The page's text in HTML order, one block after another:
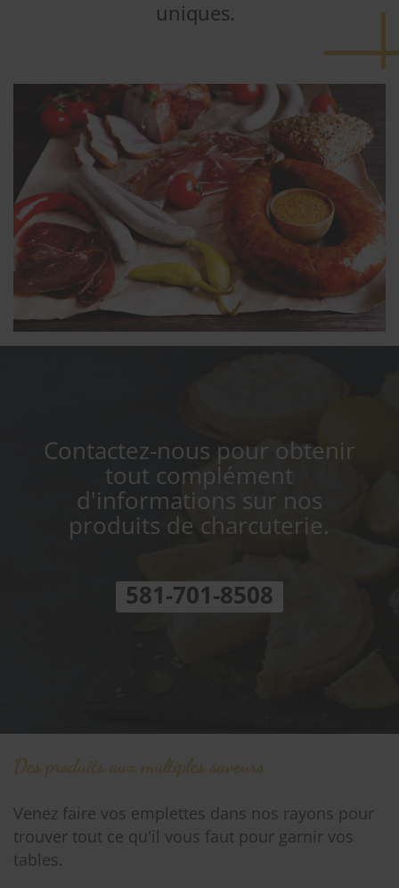
uniques.
Contactez-nous pour obtenir
tout complément
d'informations sur nos
produits de charcuterie.
581-701-8508
Des produits aux multiples saveurs
Venez faire vos emplettes dans nos rayons pour
trouver tout ce qu'il vous faut pour garnir vos
tables.